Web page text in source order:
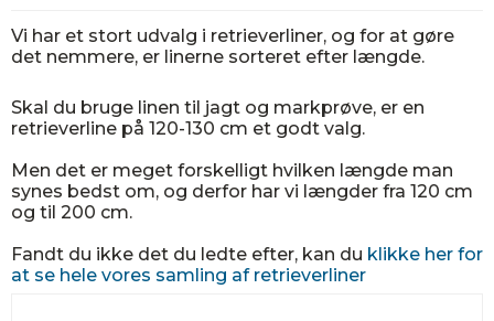
Vi har et stort udvalg i retrieverliner, og for at gøre
det nemmere, er linerne sorteret efter længde.
Skal du bruge linen til jagt og markprøve, er en
retrieverline på 120-130 cm et godt valg.
Men det er meget forskelligt hvilken længde man
synes bedst om, og derfor har vi længder fra 120 cm
og til 200 cm.
Fandt du ikke det du ledte efter, kan du klikke her for
at se hele vores samling af retrieverliner